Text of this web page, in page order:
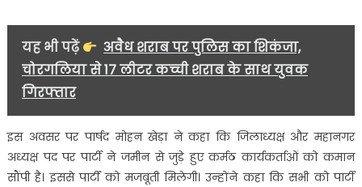
यह भी पढ़ें
अवैध शराब पर पुलिस का शिकंजा,
चोरगलिया से 17 लीटर कच्ची शराब के साथ युवक
गिरफ्तार
इस अवसर पर पार्षद मोहन खेड़ा ने कहा कि जिलाध्यक्ष और महानगर
अध्यक्ष पद पर पार्टी ने जमीन से जुड़े हुए कर्मठ कार्यकर्ताओं को कमान
सौंपी है। इससे पार्टी को मजबूती मिलेगी। उन्होंने कहा कि सभी को पार्टी